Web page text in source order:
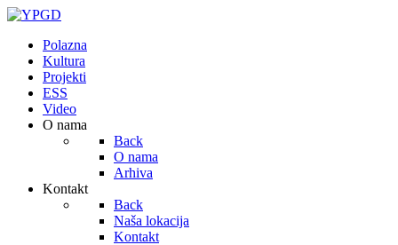
Polazna
Kultura
Projekti
ESS
Video
O nama
Back
O nama
Arhiva
Kontakt
Back
Naša lokacija
Kontakt